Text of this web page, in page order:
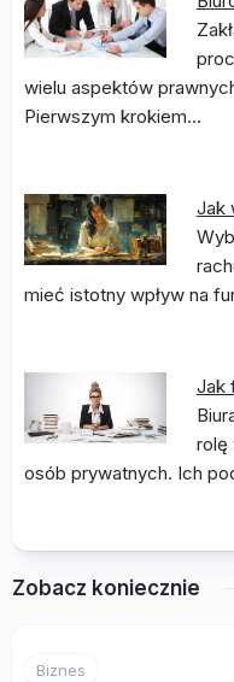
wielu aspektów
Pierwszym krokiem…
Jak
mieć istotny wpływ na
Jak
rolę
osób prywatnych. Ich
Zobacz koniecznie
Biznes